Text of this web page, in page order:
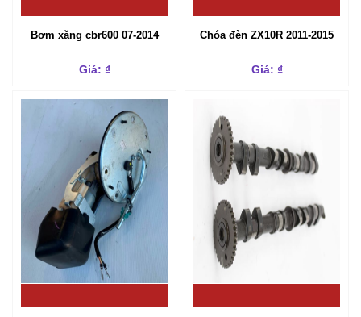
Bơm xăng cbr600 07-2014
Giá: ₫
Chóa đèn ZX10R 2011-2015
Giá: ₫